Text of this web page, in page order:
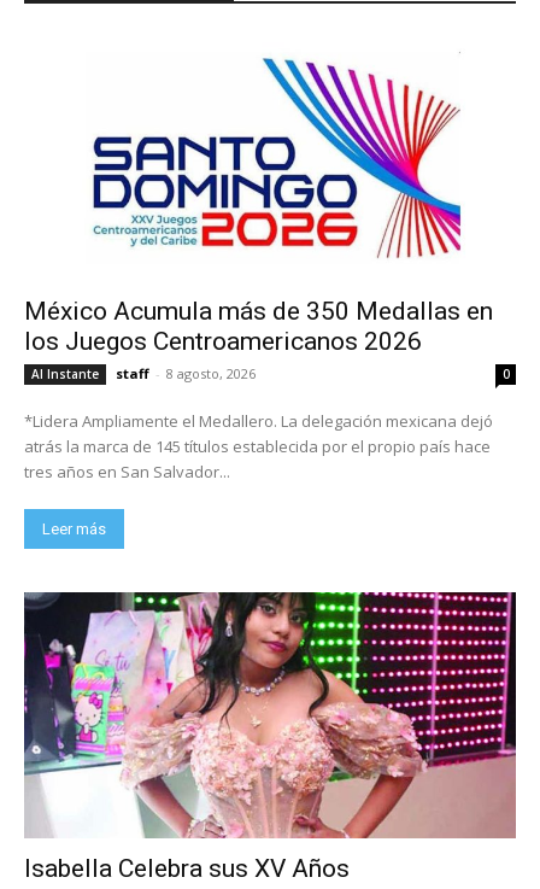
México Acumula más de 350 Medallas en
los Juegos Centroamericanos 2026
Al Instante staff - 8 agosto, 2026 0
*Lidera Ampliamente el Medallero. La delegación mexicana dejó
atrás la marca de 145 títulos establecida por el propio país hace
tres años en San Salvador...
Leer más
Isabella Celebra sus XV Años